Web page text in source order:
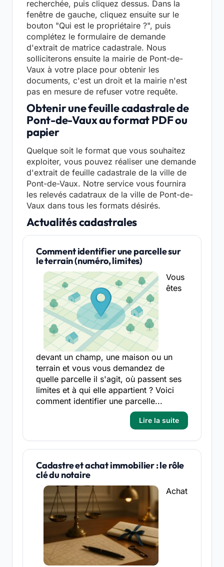
recherchée, puis cliquez dessus. Dans la
fenêtre de gauche, cliquez ensuite sur le
bouton "Qui est le propriétaire ?", puis
complétez le formulaire de demande
d'extrait de matrice cadastrale. Nous
solliciterons ensuite la mairie de Pont-de-
Vaux à votre place pour obtenir les
documents, c'est un droit et la mairie n'est
pas en mesure de refuser votre requête.
Obtenir une feuille cadastrale de
Pont-de-Vaux au format PDF ou
papier
Quelque soit le format que vous souhaitez
exploiter, vous pouvez réaliser une demande
d'extrait de feuille cadastrale de la ville de
Pont-de-Vaux. Notre service vous fournira
les relevés cadatraux de la ville de Pont-de-
Vaux dans tous les formats désirés.
Actualités cadastrales
Comment identifier une parcelle sur
le terrain (numéro, limites)
Vous
êtes
devant un champ, une maison ou un
terrain et vous vous demandez de
quelle parcelle il s'agit, où passent ses
limites et à qui elle appartient ? Voici
comment identifier une parcelle...
Lire la suite
Cadastre et achat immobilier : le rôle
clé du notaire
Achat